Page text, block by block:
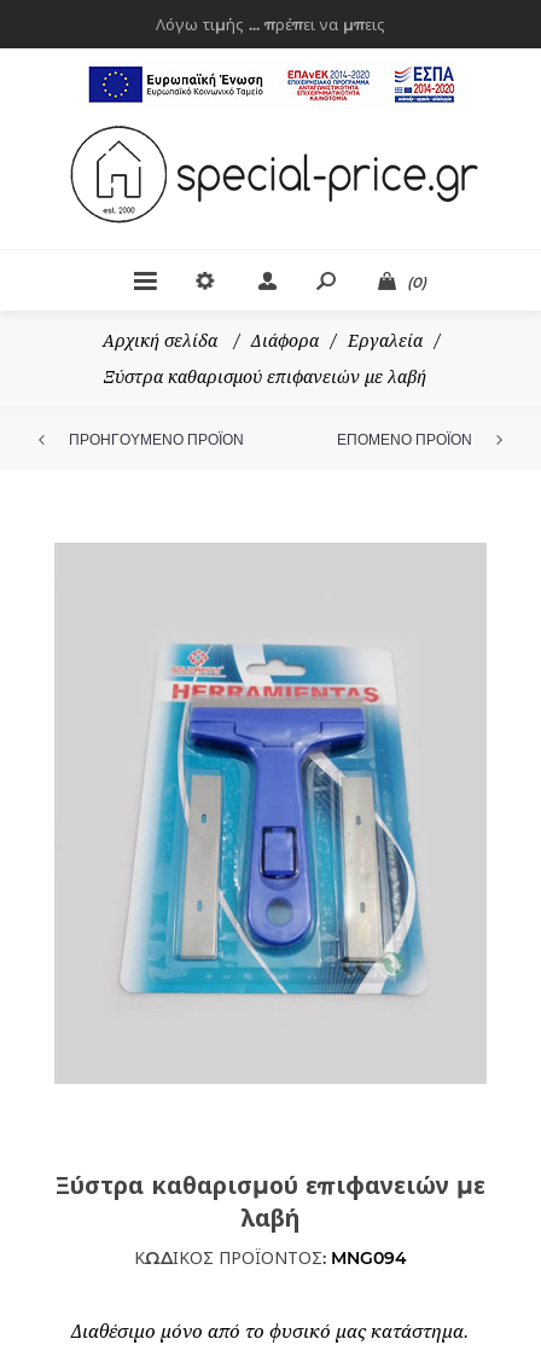
Λόγω τιμής ... πρέπει να μπεις
(0)
Αρχική σελίδα / Διάφορα / Εργαλεία
/
Ξύστρα καθαρισμού επιφανειών με λαβή
ΠΡΟΗΓΟΥΜΕΝΟ ΠΡΟΪΟΝ ΕΠΟΜΕΝΟ ΠΡΟΪΟΝ
Ξύστρα καθαρισμού επιφανειών με
λαβή
ΚΩΔΙΚΟΣ ΠΡΟΪΟΝΤΟΣ: MNG094
Διαθέσιμο μόνο από το φυσικό μας κατάστημα.